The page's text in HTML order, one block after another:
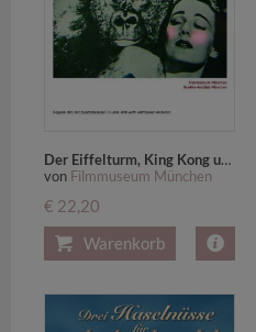
Der Eiffelturm, King Kong und die weiße Frau & Mann ohne Kopf
von Filmmuseum München
€ 22,20
Warenkorb